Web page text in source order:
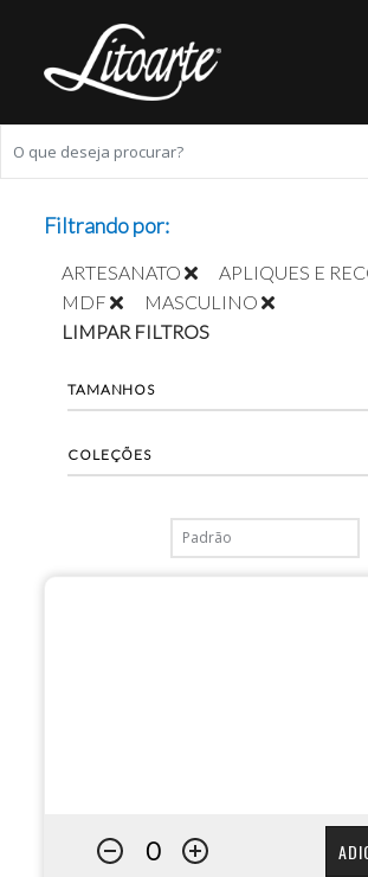
Filtrando por:
ARTESANATO
APLIQUES E
MDF
MASCULINO
LIMPAR FILTROS
TAMANHOS
COLEÇÕES